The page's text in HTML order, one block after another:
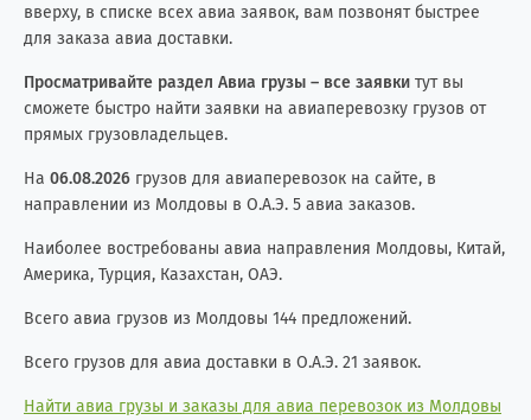
вверху, в списке всех авиа заявок, вам позвонят быстрее
для заказа авиа доставки.
Просматривайте раздел Авиа грузы – все заявки тут вы
сможете быстро найти заявки на авиаперевозку грузов от
прямых грузовладельцев.
На 06.08.2026 грузов для авиаперевозок на сайте, в
направлении из Молдовы в О.А.Э. 5 авиа заказов.
Наиболее востребованы авиа направления Молдовы, Китай,
Америка, Турция, Казахстан, ОАЭ.
Всего авиа грузов из Молдовы 144 предложений.
Всего грузов для авиа доставки в О.А.Э. 21 заявок.
Найти авиа грузы и заказы для авиа перевозок из Молдовы